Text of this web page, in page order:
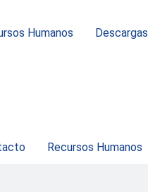
Humanos Descargas
Recursos Humanos